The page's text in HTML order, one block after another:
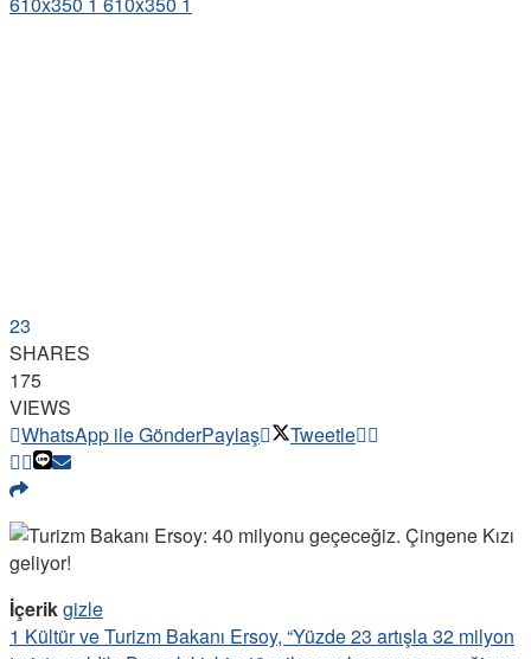
23
SHARES
175
VIEWS
WhatsApp ile GönderPaylaş Tweetle
İçerikgizle
1 Kültür ve Turizm Bakanı Ersoy, “Yüzde 23 artışla 32 milyon